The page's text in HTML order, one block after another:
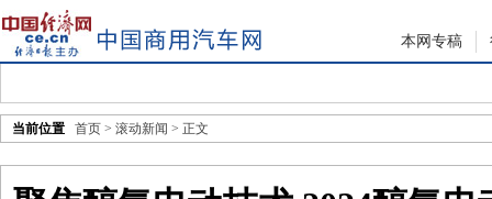
本网专稿
当前位置 首页 > 滚动新闻 > 正文